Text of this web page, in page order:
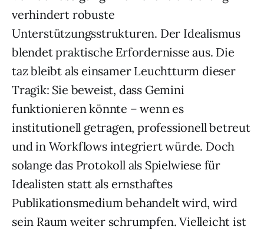
verhindert robuste
Unterstützungsstrukturen. Der Idealismus
blendet praktische Erfordernisse aus. Die
taz bleibt als einsamer Leuchtturm dieser
Tragik: Sie beweist, dass Gemini
funktionieren könnte – wenn es
institutionell getragen, professionell betreut
und in Workflows integriert würde. Doch
solange das Protokoll als Spielwiese für
Idealisten statt als ernsthaftes
Publikationsmedium behandelt wird, wird
sein Raum weiter schrumpfen. Vielleicht ist